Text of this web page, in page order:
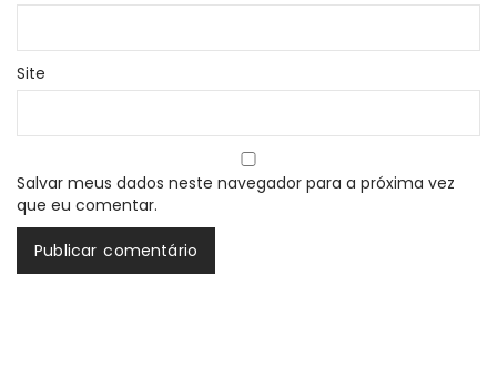
Site
Salvar meus dados neste navegador para a próxima vez
que eu comentar.